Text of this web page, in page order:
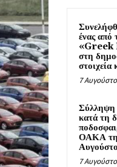
ένας από
«Greek
στη
στοιχεία
7
Σύλληψη
κατά τη
ΟΑΚΑ
7